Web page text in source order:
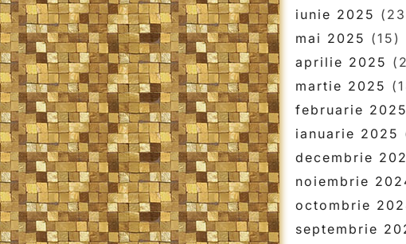
iunie 2025
mai 2025 (15)
aprilie 2025
martie 2025
februarie 2025
ianuarie 2025
decembrie
noiembrie
octombrie
septembrie